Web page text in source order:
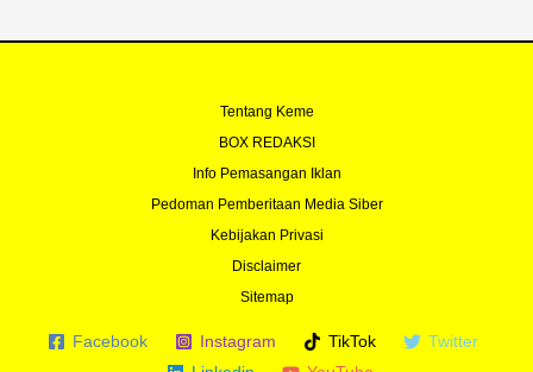
Tentang Keme
BOX REDAKSI
Info Pemasangan Iklan
Pedoman Pemberitaan Media Siber
Kebijakan Privasi
Disclaimer
Sitemap
Facebook Instagram TikTok
Twitter